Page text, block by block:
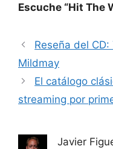
Escuche “Hit The
Reseña del
Mildmay
El catálogo
streaming por
Javier